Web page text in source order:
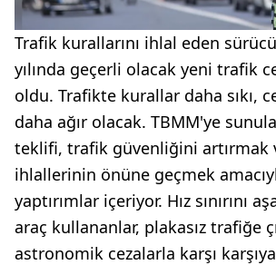
Trafik kurallarını ihlal eden
yılında geçerli olacak yeni trafik
oldu. Trafikte kurallar daha sıkı,
daha ağır olacak. TBMM'ye
teklifi, trafik güvenliğini artırmak
ihlallerinin önüne geçmek
yaptırımlar içeriyor. Hız sınırını
araç kullananlar, plakasız trafiğe
astronomik cezalarla karşı